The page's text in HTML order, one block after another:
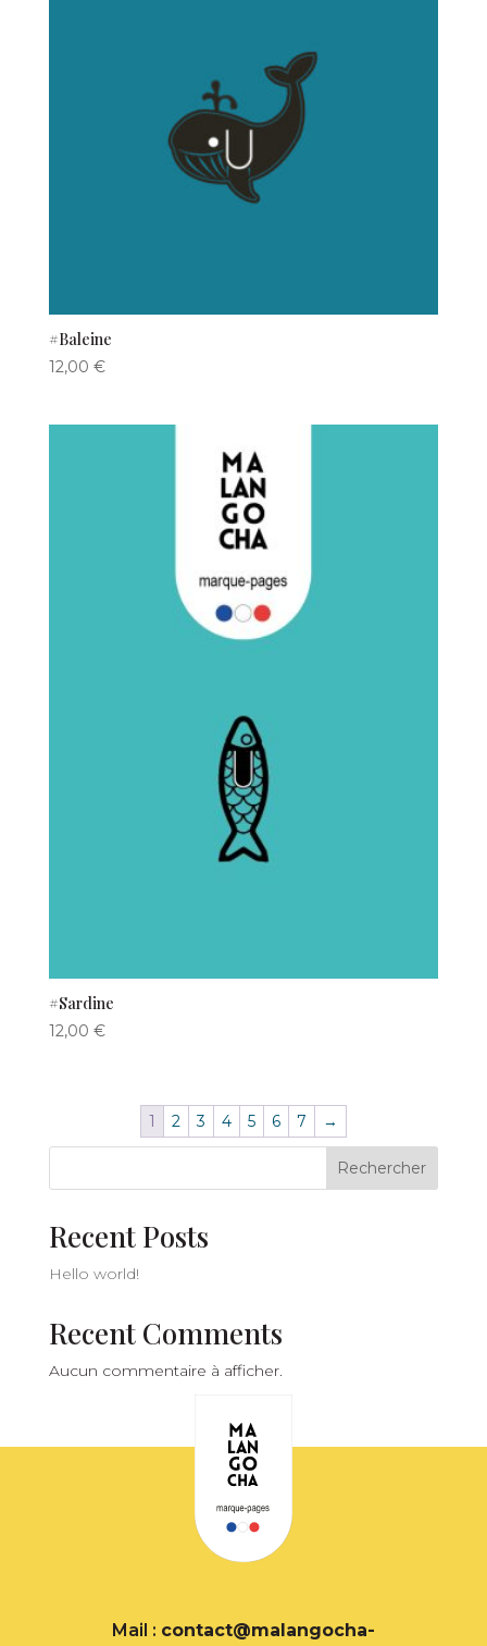
#Baleine
12,00 €
#Sardine
12,00 €
1 2 3 4 5 6 7 →
Rechercher
Recent Posts
Hello world!
Recent Comments
Aucun commentaire à afficher.
Mail : contact@malangocha-